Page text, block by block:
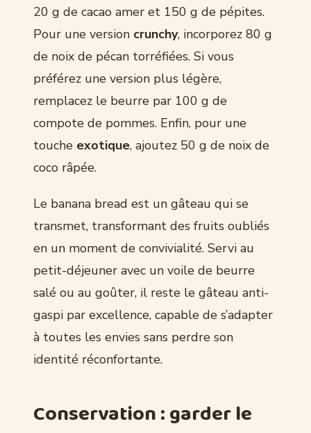
20 g de cacao amer et 150 g de pépites.
Pour une version crunchy, incorporez 80 g
de noix de pécan torréfiées. Si vous
préférez une version plus légère,
remplacez le beurre par 100 g de
compote de pommes. Enfin, pour une
touche exotique, ajoutez 50 g de noix de
coco râpée.
Le banana bread est un gâteau qui se
transmet, transformant des fruits oubliés
en un moment de convivialité. Servi au
petit-déjeuner avec un voile de beurre
salé ou au goûter, il reste le gâteau anti-
gaspi par excellence, capable de s’adapter
à toutes les envies sans perdre son
identité réconfortante.
Conservation : garder le